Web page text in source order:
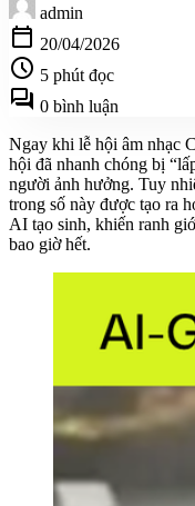
admin
calendar_today 20/04/2026
schedule 5 phút đọc
forum 0 bình luận
Ngay khi lễ hội âm nhạc
hội đã nhanh chóng bị
người ảnh hưởng. Tuy
trong số này được tạo ra
AI tạo sinh, khiến ranh
bao giờ hết.